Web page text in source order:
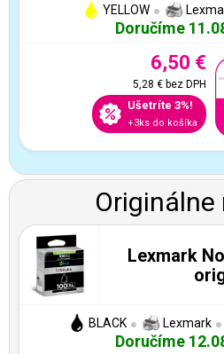
YELLOW
Doručíme
6,50 €
5,28 €bez DPH
Ušetríte 3%!
+3ks do košíka
Originálne
Lexmark
BLACK Lexmark
Doručíme